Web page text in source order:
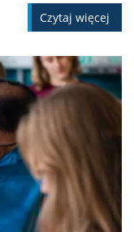
Czytaj więcej